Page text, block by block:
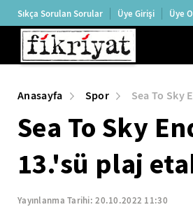
Sıkça Sorulan Sorular Üye Girişi Üye
Anasayfa Spor Sea To Sky
Sea To Sky
13.'sü plaj
Yayınlanma Tarihi:20.10.2022 11:30